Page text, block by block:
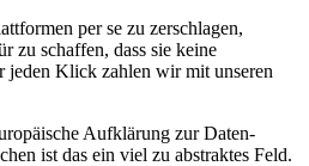
per se zu zerschlagen,
zu schaffen, dass sie keine
jeden Klick zahlen wir mit unseren
Aufklärung zur Daten-
ist das ein viel zu abstraktes Feld.